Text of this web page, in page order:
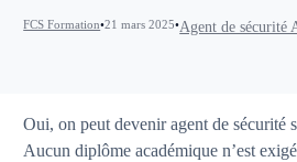
FCS Formation 21 mars 2025 Agent de sécurité
Oui, on peut devenir agent de sécurité
Aucun diplôme académique n’est